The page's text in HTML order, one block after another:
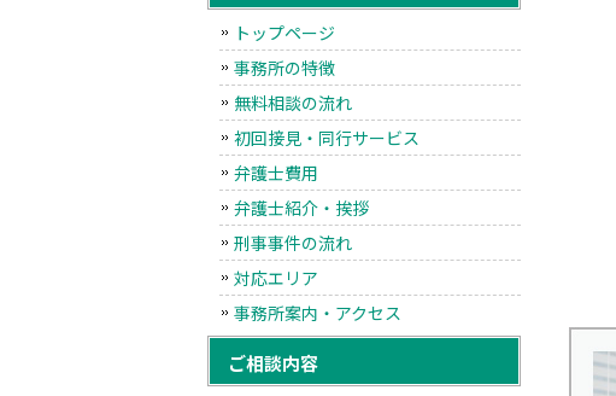
トップページ
事務所の特徴
無料相談の流れ
初回接見・同行サービス
弁護士費用
弁護士紹介・挨拶
刑事事件の流れ
対応エリア
事務所案内・アクセス
ご相談内容